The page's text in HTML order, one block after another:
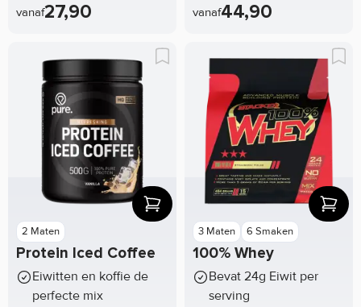
vanaf27,90 vanaf44,90
2 Maten
Protein Iced Coffee
Eiwitten en koffie de
perfecte mix
3 Maten 6 Smaken
100% Whey
Bevat 24g Eiwit per
serving